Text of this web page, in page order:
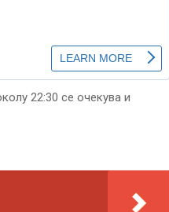
22:30 се очекува и